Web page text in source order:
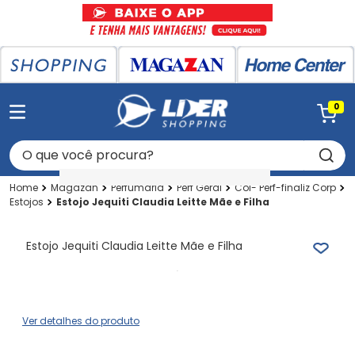
0
O que você procura?
Magazan Perfumaria Perf Geral
Col- Perf-finaliz Corp
Estojos
Estojo Jequiti Claudia Leitte Mãe e Filha
Estojo Jequiti Claudia Leitte Mãe e Filha
Ver detalhes do produto